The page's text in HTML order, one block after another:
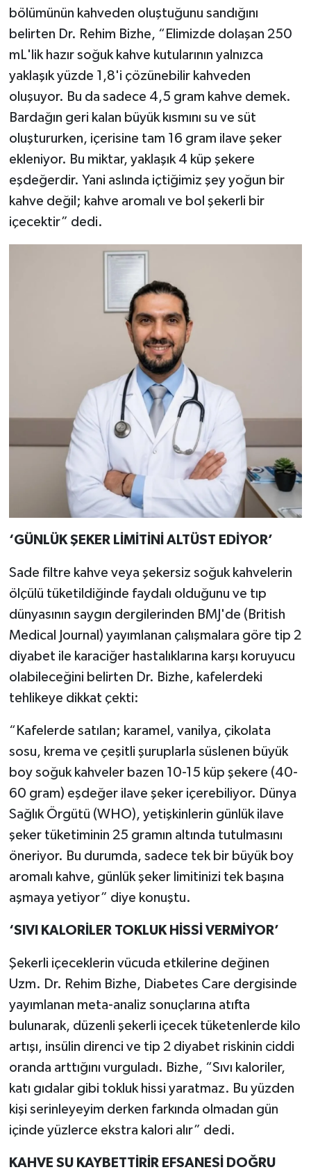
bölümünün kahveden oluştuğunu sandığını
belirten Dr. Rehim Bizhe, “Elimizde dolaşan 250
mL'lik hazır soğuk kahve kutularının yalnızca
yaklaşık yüzde 1,8'i çözünebilir kahveden
oluşuyor. Bu da sadece 4,5 gram kahve demek.
Bardağın geri kalan büyük kısmını su ve süt
oluştururken, içerisine tam 16 gram ilave şeker
ekleniyor. Bu miktar, yaklaşık 4 küp şekere
eşdeğerdir. Yani aslında içtiğimiz şey yoğun bir
kahve değil; kahve aromalı ve bol şekerli bir
içecektir” dedi.
‘GÜNLÜK ŞEKER L MİTİNİ ALTÜST EDİYOR’
Sade filtre kahve veya şekersiz soğuk kahvelerin
ölçülü tüketildiğinde faydalı olduğunu ve tıp
dünyasının saygın dergilerinden BMJ'de (British
Medical Journal) yayımlanan çalışmalara göre tip 2
diyabet ile karaciğer hastalıklarına karşı koruyucu
olabileceğini belirten Dr. Bizhe, kafelerdeki
tehlikeye dikkat çekti:
“Kafelerde satılan; karamel, vanilya, çikolata
sosu, krema ve çeşitli şuruplarla süslenen büyük
boy soğuk kahveler bazen 10-15 küp şekere (40-
60 gram) eşdeğer ilave şeker içerebiliyor. Dünya
Sağlık Örgütü (WHO), yetişkinlerin günlük ilave
şeker tüketiminin 25 gramın altında tutulmasını
öneriyor. Bu durumda, sadece tek bir büyük boy
aromalı kahve, günlük şeker limitinizi tek başına
aşmaya yetiyor” diye konuştu.
‘SIVI KALOR LER TOKLUK HİSSİ VERMİYOR’
Şekerli içeceklerin vücuda etkilerine değinen
Uzm. Dr. Rehim Bizhe, Diabetes Care dergisinde
yayımlanan meta-analiz sonuçlarına atıfta
bulunarak, düzenli şekerli içecek tüketenlerde kilo
artışı, insülin direnci ve tip 2 diyabet riskinin ciddi
oranda arttığını vurguladı. Bizhe, “Sıvı kaloriler,
katı gıdalar gibi tokluk hissi yaratmaz. Bu yüzden
kişi serinleyeyim derken farkında olmadan gün
içinde yüzlerce ekstra kalori alır” dedi.
KAHVE SU KAYBETT RİR EFSANES DOĞRU